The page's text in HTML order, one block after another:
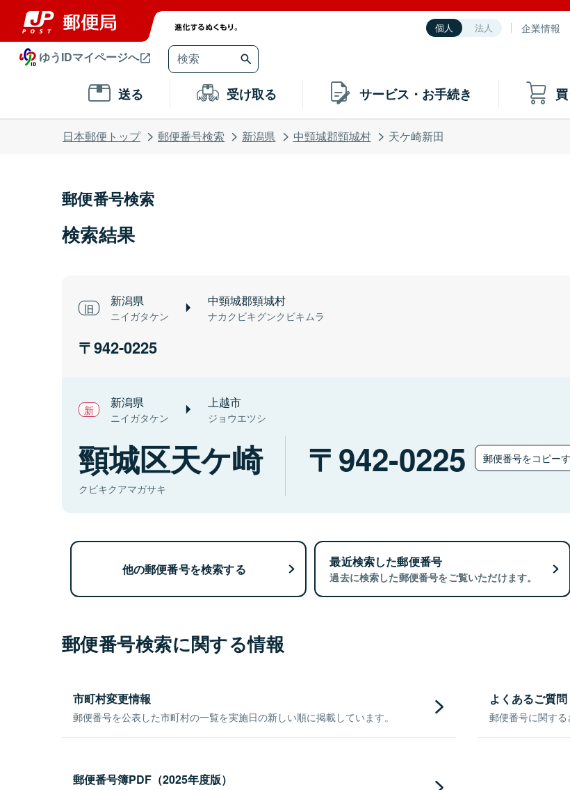
個人 法人 企業情報
ゆうIDマイページへ
送る 受け取る サービス・お手続き
日本郵便トップ 郵便番号検索 新潟県 中頸城郡頸城村 天ケ崎新田
郵便番号検索
検索結果
新潟県
ニイガタケン
中頸城郡頸城村
ナカクビキグンクビキムラ
942-0225
新潟県
ニイガタケン
上越市
ジョウエツシ
頸城区天ケ崎
クビキクアマガサキ
942-0225 郵便番号をコピー
他の郵便番号を検索する 最近検索した郵便番号
過去に検索した郵便番号をご覧いただけます。
郵便番号検索に関する情報
市町村変更情報
郵便番号を公表した市町村の一覧を実施日の新しい順に掲載しています。
よくあるご質
郵便番号に関する
郵便番号簿PDF（2025年度版）